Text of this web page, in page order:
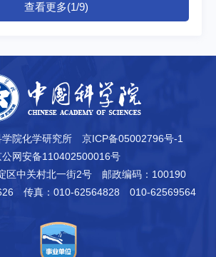
查看更多(1/9)
院化学研究所
京ICP备05002796号-1
公网安备110402500016号
区中关村北一街2号
邮政编码：100190
传真：010-62564828 010-62569564